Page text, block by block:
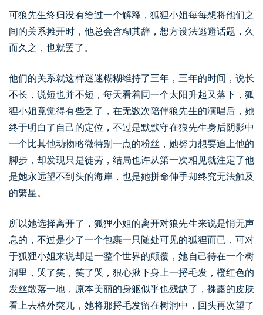
可狼先生终归没有给过一个解释，狐狸小姐每每想将他们之
间的关系摊开时，他总会含糊其辞，想方设法逃避话题，久
而久之，也就罢了。
他们的关系就这样迷迷糊糊维持了三年，三年的时间，说长
不长，说短也并不短，每天看着同一个太阳升起又落下，狐
狸小姐竟觉得有些乏了，在无数次陪伴狼先生的演唱后，她
终于明白了自己的定位，不过是默默守在狼先生身后阴影中
一个比其他动物略微特别一点的粉丝，她努力想要追上他的
脚步，却发现只是徒劳，结局也许从第一次相见就注定了他
是她永远望不到头的海岸，也是她拼命伸手却终究无法触及
的繁星。
所以她选择离开了，狐狸小姐的离开对狼先生来说是悄无声
息的，不过是少了一个包裹一只随处可见的狐狸而已，可对
于狐狸小姐来说却是一整个世界的颠覆，她自己待在一个树
洞里，哭了笑，笑了哭，狠心揪下身上一捋毛发，橙红色的
发丝散落一地，原本美丽的身躯似乎也残缺了，裸露的皮肤
看上去格外突兀，她将那捋毛发留在树洞中，回头再次望了